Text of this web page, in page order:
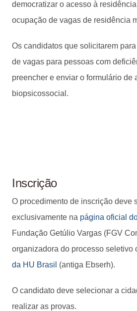
democratizar o acesso à
ocupação de vagas de residência
Os candidatos que solicitarem
de vagas para pessoas com
preencher e enviar o formulário de
biopsicossocial.
Inscrição
O procedimento de inscrição deve
exclusivamente na página oficial
Fundação Getúlio Vargas (FGV
organizadora do processo seletivo
da HU Brasil (antiga Ebserh).
O candidato deve selecionar a
realizar as provas.